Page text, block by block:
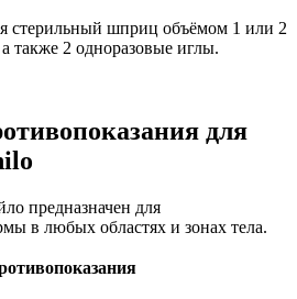
стерильный шприц объёмом 1 или 2
также 2 одноразовые иглы.
для
предназначен для
в любых областях и зонах тела.